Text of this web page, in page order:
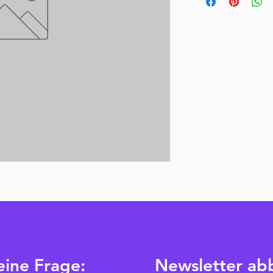
Frage: Newsletter